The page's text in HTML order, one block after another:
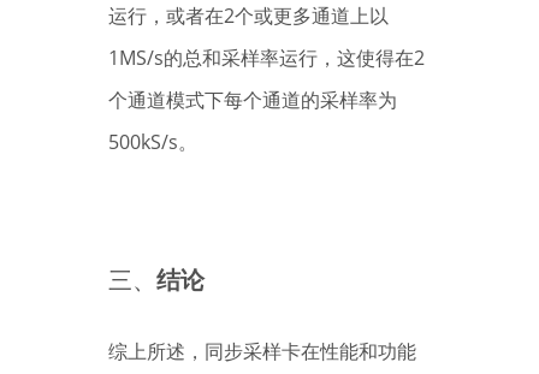
运行，或者在2个或更多通道上以
1MS/s的总和采样率运行，这使得在2
个通道模式下每个通道的采样率为
500kS/s。
三、 结论
综上所述，同步采样卡在性能和功能